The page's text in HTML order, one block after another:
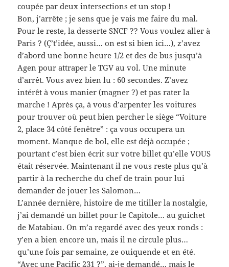
coupée par deux intersections et un stop !
Bon, j’arrête ; je sens que je vais me faire du mal.
Pour le reste, la desserte SNCF ?? Vous voulez aller à
Paris ? (Ç’t’idée, aussi… on est si bien ici…), z’avez
d’abord une bonne heure 1/2 et des de bus jusqu’à
Agen pour attraper le TGV au vol. Une minute
d’arrêt. Vous avez bien lu : 60 secondes. Z’avez
intérêt à vous manier (magner ?) et pas rater la
marche ! Après ça, à vous d’arpenter les voitures
pour trouver où peut bien percher le siège “Voiture
2, place 34 côté fenêtre” : ça vous occupera un
moment. Manque de bol, elle est déjà occupée ;
pourtant c’est bien écrit sur votre billet qu’elle VOUS
était réservée. Maintenant il ne vous reste plus qu’à
partir à la recherche du chef de train pour lui
demander de jouer les Salomon…
L’année dernière, histoire de me titiller la nostalgie,
j’ai demandé un billet pour le Capitole… au guichet
de Matabiau. On m’a regardé avec des yeux ronds :
y’en a bien encore un, mais il ne circule plus…
qu’une fois par semaine, ze ouiquende et en été.
“Avec une Pacific 231 ?”, ai-je demandé… mais le